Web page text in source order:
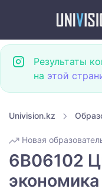
Результаты
на этой
Univision.kz
Новая
6B06102